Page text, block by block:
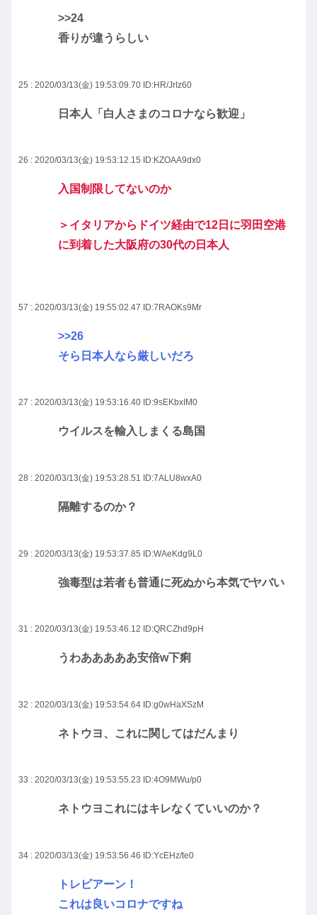
>>24
香りが違うらしい
25 : 2020/03/13(金) 19:53:09.70 ID:HR/JrIz60
日本人「白人さまのコロナなら歓迎」
26 : 2020/03/13(金) 19:53:12.15 ID:KZOAA9dx0
入国制限してないのか
＞イタリアからドイツ経由で12日に羽田空港
に到着した大阪府の30代の日本人
57 : 2020/03/13(金) 19:55:02.47 ID:7RAOKs9Mr
>>26
そら日本人なら厳しいだろ
27 : 2020/03/13(金) 19:53:16.40 ID:9sEKbxIM0
ウイルスを輸入しまくる島国
28 : 2020/03/13(金) 19:53:28.51 ID:7ALU8wxA0
隔離するのか？
29 : 2020/03/13(金) 19:53:37.85 ID:WAeKdg9L0
強毒型は若者も普通に死ぬから本気でヤバい
31 : 2020/03/13(金) 19:53:46.12 ID:QRCZhd9pH
うわあああああ安倍w下痢
32 : 2020/03/13(金) 19:53:54.64 ID:g0wHaXSzM
ネトウヨ、これに関してはだんまり
33 : 2020/03/13(金) 19:53:55.23 ID:4O9MWu/p0
ネトウヨこれにはキレなくていいのか？
34 : 2020/03/13(金) 19:53:56.46 ID:YcEHz/te0
トレビアーン！
これは良いコロナですね